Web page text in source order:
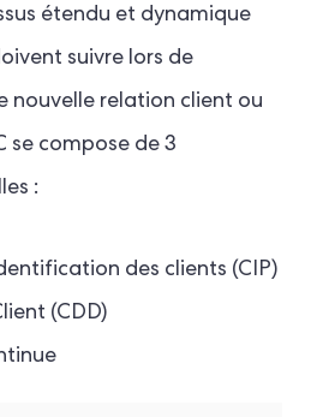
étendu et dynamique
suivre lors de
nouvelle relation client ou
se compose de 3
:
des clients (CIP)
(CDD)